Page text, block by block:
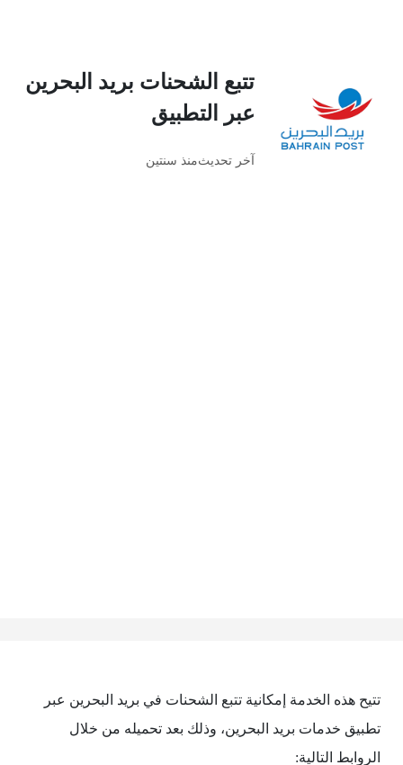
تتبع الشحنات بريد البحرين
عبر التطبيق
آخر تحديثمنذ سنتين
تتيح هذه الخدمة إمكانية تتبع الشحنات في بريد البحرين عبر
تطبيق خدمات بريد البحرين، وذلك بعد تحميله من خلال
الروابط التالية: